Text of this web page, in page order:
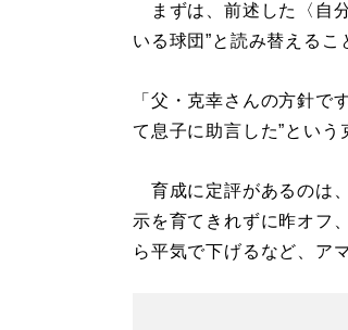
まずは、前述した〈自
いる球団”と読み替えるこ
「父・克幸さんの方針で
て息子に助言した”という
育成に定評があるのは
示を育てきれずに昨オフ
ら平気で下げるなど、ア